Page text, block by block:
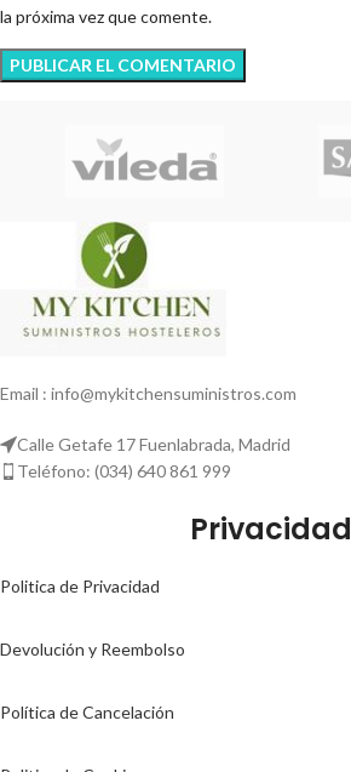
la próxima vez que comente.
Email : info@mykitchensuministros.com
Calle Getafe 17 Fuenlabrada, Madrid
Teléfono: (034) 640 861 999
Privacidad
Politica de Privacidad
Devolución y Reembolso
Política de Cancelación